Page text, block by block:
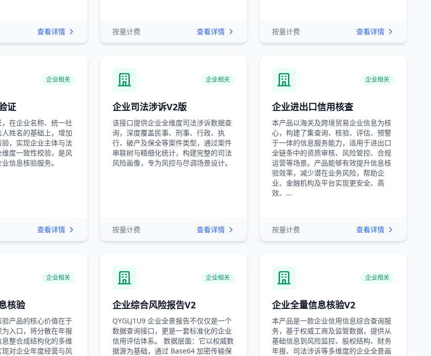
查看详情 按量计费 查看详情 按量计费 查看详情
企业相关
证
在企业名称、统一社
姓名的基础上，增加
，实现企业主体与法
度一致性校验，是风
信息核验服务。
查看详情
企业相关
企业司法涉诉V2版
该接口提供企业全维度司法涉诉数据查
询，深度覆盖民事、刑事、行政、执
行、破产及保全等案件类型，通过案件
串联树与精细化统计，构建完整的司法
风险画像，专为风控与尽调场景设计。
按量计费 查看详情
企业相关
企业进出口信用核查
本产品以海关及跨境贸易企业信息为核
心，构建了集查询、核验、评估、预警
于一体的信息服务能力，适用于进出口
全链条中的资质审核、风险管控、合规
运营等场景。产品能够有效提升信息核
验效率，减少潜在业务风险，帮助企
业、金融机构及平台实现更安全、高
效、…
按量计费 查看详情
企业相关
核验
产品的核心价值在于
入口，将分散在年报
整合成结构化的多维
对企业年度经营与风
企业相关
企业综合风险报告V2
QYGLJ1U9 企业全景报告不仅仅是一个
数据查询接口，更是一套标准化的企业
信用评估体系。 数据层面：它以权威数
据源为基础，通过 Base64 加密传输保
企业相关
企业全量信息核验V2
本产品是一款企业信用信息综合查询服
务，基于权威工商及监管数据，提供从
基础信息到风险监控、股权结构、财务
年报、司法涉诉等多维度的企业全景画